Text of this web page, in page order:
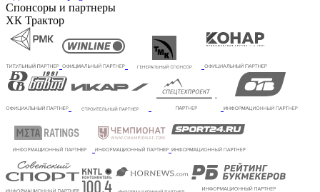
Спонсоры и партнеры
ХК Трактор